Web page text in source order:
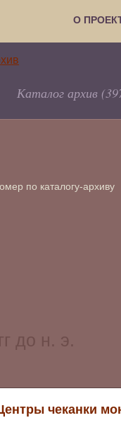
О
Каталог архив
по каталогу-архиву
чеканки